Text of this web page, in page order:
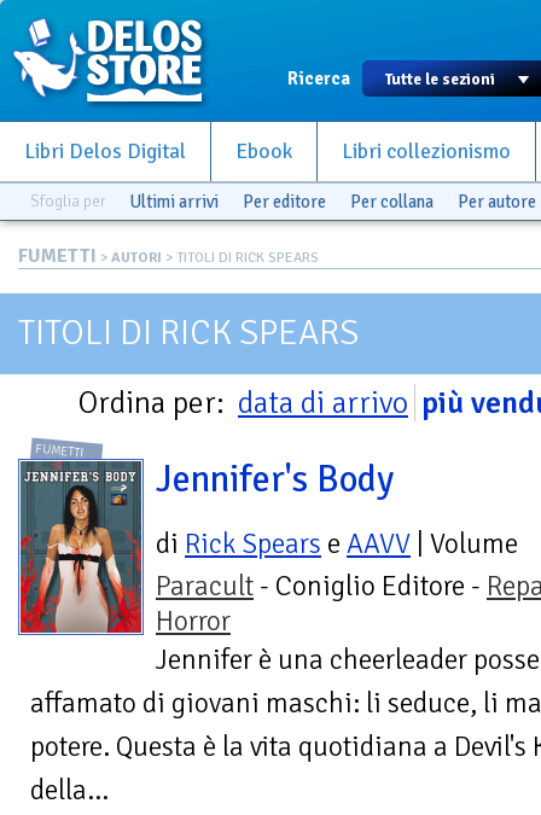
Ricerca
Libri Delos Digital Ebook Libri collezionismo
Sfoglia per Ultimi arrivi Per editore Per collana Per autore
FUMETTI > AUTORI > TITOLI DI RICK SPEARS
TITOLI DI RICK SPEARS
Ordina per: data di arrivo più
FUMETTI
Jennifer's Body
di Rick Spears e AAVV | Volume
Paracult - Coniglio Editore -
Horror
Jennifer è una cheerleader
affamato di giovani maschi: li seduce, li
potere. Questa è la vita quotidiana a
della...